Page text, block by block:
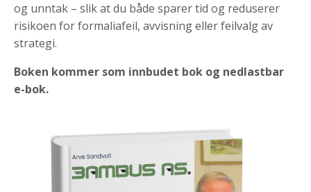
og unntak – slik at du både sparer tid og reduserer
risikoen for formaliafeil, avvisning eller feilvalg av
strategi.
Boken kommer som innbudet bok og nedlastbar
e-bok.